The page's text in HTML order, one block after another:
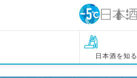
日本酒を知る